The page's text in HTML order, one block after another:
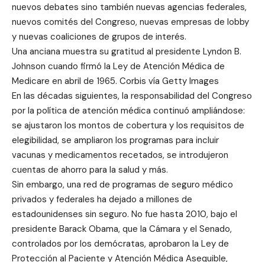
nuevos debates sino también nuevas agencias federales,
nuevos comités del Congreso, nuevas empresas de lobby
y nuevas coaliciones de grupos de interés.
Una anciana muestra su gratitud al presidente Lyndon B.
Johnson cuando firmó la Ley de Atención Médica de
Medicare en abril de 1965. Corbis vía Getty Images
En las décadas siguientes, la responsabilidad del Congreso
por la política de atención médica continuó ampliándose:
se ajustaron los montos de cobertura y los requisitos de
elegibilidad, se ampliaron los programas para incluir
vacunas y medicamentos recetados, se introdujeron
cuentas de ahorro para la salud y más.
Sin embargo, una red de programas de seguro médico
privados y federales ha dejado a millones de
estadounidenses sin seguro. No fue hasta 2010, bajo el
presidente Barack Obama, que la Cámara y el Senado,
controlados por los demócratas, aprobaron la Ley de
Protección al Paciente y Atención Médica Asequible,